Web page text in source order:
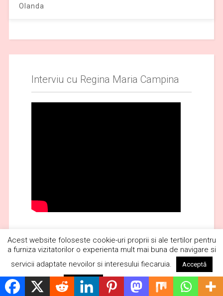
Olanda
Interviu cu Regina Maria Campina
Publicitate
Acest website foloseste cookie-uri proprii si ale tertilor pentru
a furniza vizitatorilor o experienta mult mai buna de navigare si
servicii adaptate nevoilor si interesului fiecaruia.
Acceptă
Respinge Citește mai mult